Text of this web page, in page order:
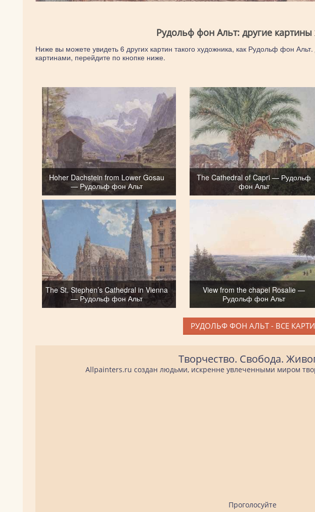
Рудольф фон Альт: другие картины
Ниже вы можете увидеть 6 других картин такого художника, как Рудольф фон
картинами, перейдите по кнопке ниже.
Hoher Dachstein from Lower Gosau
— Рудольф фон Альт
The Cathedral of Capri — Рудольф
фон Альт
The St. Stephen’s Cathedral in Vienna
— Рудольф фон Альт
View from the chapel Rosalie —
Рудольф фон Альт
РУДОЛЬФ ФОН АЛЬТ - ВСЕ
Творчество. Свобода.
Allpainters.ru создан людьми, искренне увлеченными миром
Проголосуйте